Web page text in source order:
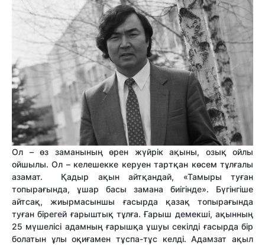
Ол – өз заманының өрен жүйрік ақыны, озық ойлы
ойшылы. Ол – келешекке керуен тартқан көсем тұлғалы
азамат. Қадыр ақын айтқандай, «Тамыры туған
топырағында, ұшар басы замана биігінде». Бүгінгіше
айтсақ, жиырмасыншы ғасырда қазақ топырағында
туған бірегей ғарыштық тұлға. Ғарыш демекші, ақынның
25 мүшелісі адамның ғарышқа ұшуы секілді ғасырда бір
болатын ұлы оқиғамен тұспа-тұс келді. Адамзат ақыл